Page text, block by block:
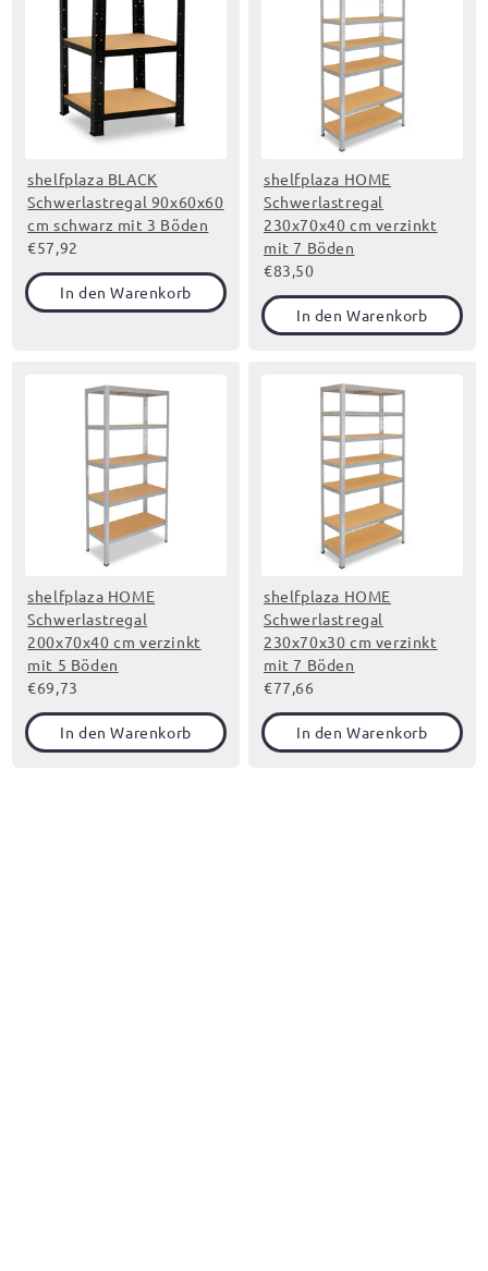
shelfplaza BLACK
Schwerlastregal 90x60x60
cm schwarz mit 3 Böden
€57,92
In den Warenkorb
shelfplaza HOME
Schwerlastregal
230x70x40 cm verzinkt
mit 7 Böden
€83,50
In den Warenkorb
shelfplaza HOME
Schwerlastregal
200x70x40 cm verzinkt
mit 5 Böden
€69,73
In den Warenkorb
shelfplaza HOME
Schwerlastregal
230x70x30 cm verzinkt
mit 7 Böden
€77,66
In den Warenkorb